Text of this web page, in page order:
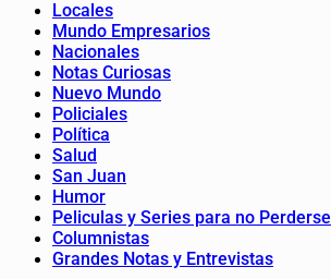
Locales
Mundo Empresarios
Nacionales
Notas Curiosas
Nuevo Mundo
Policiales
Política
Salud
San Juan
Humor
Peliculas y Series para no Perderse
Columnistas
Grandes Notas y Entrevistas